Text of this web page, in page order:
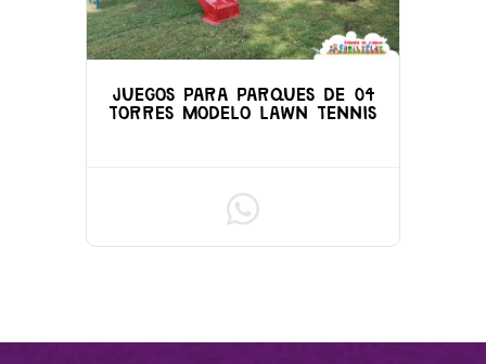
JUEGOS PARA PARQUES DE 04
TORRES MODELO LAWN TENNIS